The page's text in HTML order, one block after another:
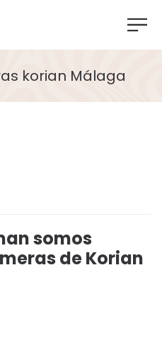
korian Málaga
somos
de Korian